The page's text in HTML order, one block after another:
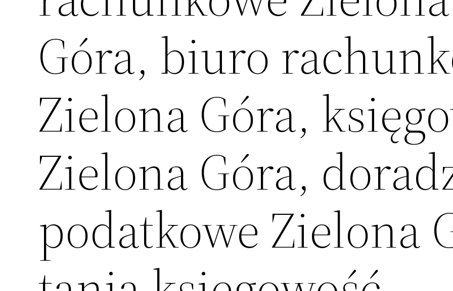
Góra, biuro
Zielona Góra,
Zielona Góra,
podatkowe Zielona